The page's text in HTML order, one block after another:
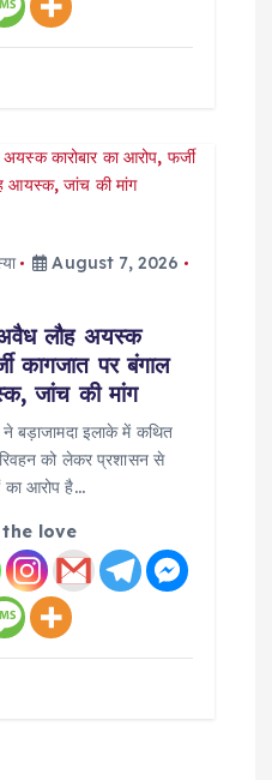
August 7, 2026
लौह अयस्क
कागजात पर बंगाल
जांच की मांग
ने बड़ाजामदा इलाके में कथित
को लेकर प्रशासन से
का आरोप है…
love